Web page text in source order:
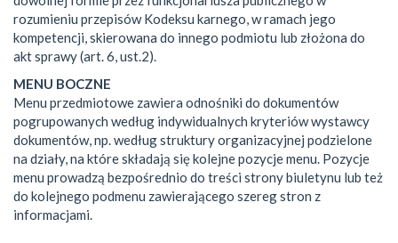
rozumieniu przepisów Kodeksu karnego, w ramach jego
kompetencji, skierowana do innego podmiotu lub złożona do
akt sprawy (art. 6, ust.2).
MENU BOCZNE
Menu przedmiotowe zawiera odnośniki do dokumentów
pogrupowanych według indywidualnych kryteriów wystawcy
dokumentów, np. według struktury organizacyjnej podzielone
na działy, na które składają się kolejne pozycje menu. Pozycje
menu prowadzą bezpośrednio do treści strony biuletynu lub też
do kolejnego podmenu zawierającego szereg stron z
informacjami.